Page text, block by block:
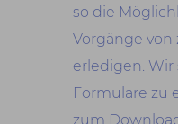
so die
Vorgänge von
erledigen.
Formulare zu
zum